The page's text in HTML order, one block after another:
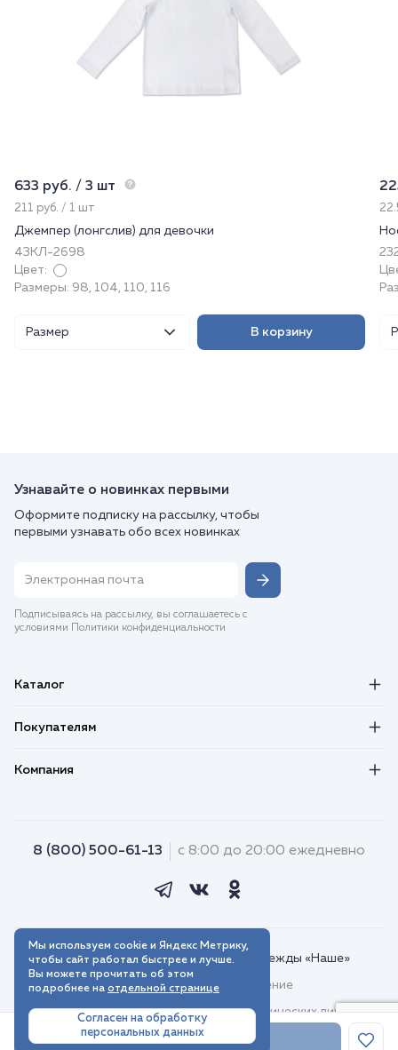
В корзину
633 руб. / 3 шт
211 руб. / 1 шт
Джемпер (лонгслив) для девочки
43КЛ-2698
Цвет:
Размеры: 98, 104, 110, 116
Размер В корзину
Узнавайте о новинках первыми
Оформите подписку на рассылку, чтобы
первыми узнавать обо всех новинках
Подписываясь на рассылку, вы соглашаетесь с
условиями Политики конфиденциальности
Каталог
Покупателям
Компания
8 (800) 500-61-13 с 8:00 до 20:00 ежедневно
© 2018–2026. Интернет-магазин одежды «Наше»
Пользовательское соглашение
Договор присоединения для юридических лиц
Политика обработки персональных данных
Мы используем cookie и Яндекс Метрику,
чтобы сайт работал быстрее и лучше.
Вы можете прочитать об этом
подробнее на отдельной странице
Согласен на обработку
персональных данных